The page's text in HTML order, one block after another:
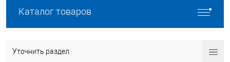
Каталог товаров
Уточнить раздел